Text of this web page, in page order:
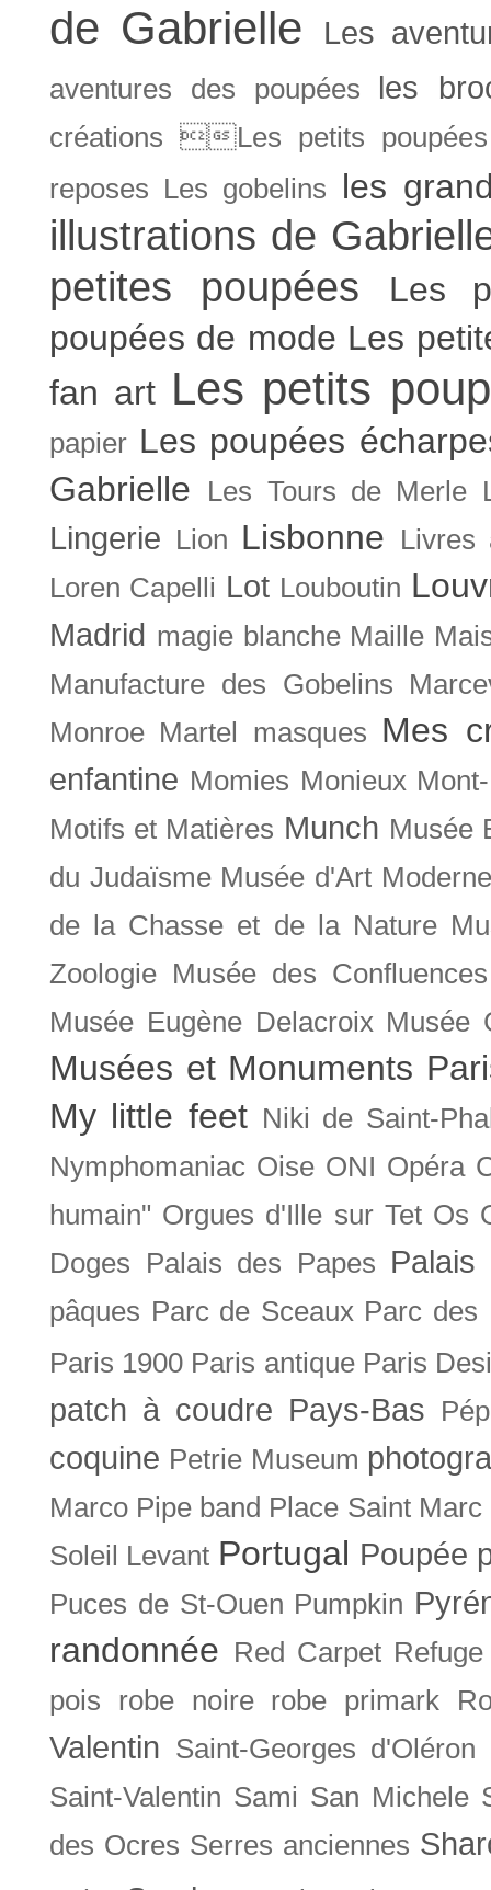
de Gabrielle Les
aventures des poupées les
créations Les petits
reposes Les gobelins les
illustrations de
petites poupées
Les
poupées de mode Les
fan art Les petits
papier Les poupées
Gabrielle
Les Tours de Merle
Lingerie Lion Lisbonne
Livres
Loren Capelli Lot Louboutin
Madrid magie blanche Maille
Manufacture des Gobelins
Monroe Martel masques Mes
enfantine Momies Monieux
Motifs et Matières Munch Musée
du Judaïsme Musée d'Art
de la Chasse et de la Nature
Zoologie Musée des Confluences
Musée Eugène Delacroix Musée
Musées et Monuments
My little feet Niki de Saint-
Nymphomaniac Oise ONI Opéra
humain" Orgues d'Ille sur Tet Os
Doges
Palais des Papes Palais
pâques Parc de Sceaux Parc des
Paris 1900 Paris antique Paris
patch à coudre Pays-Bas
coquine Petrie Museum
Marco Pipe band Place Saint Marc
Soleil Levant Portugal Poupée
Puces de St-Ouen Pumpkin
randonnée Red Carpet Refuge
pois
robe noire robe primark
Valentin Saint-Georges d'Oléron
Saint-Valentin Sami San Michele
des Ocres Serres anciennes